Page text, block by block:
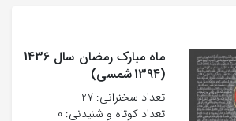
ماه مبارک رمضان سال 1436
(1394 شمسی)
تعداد سخنرانی‌: 27
تعداد کوتاه و شنیدنی: 0